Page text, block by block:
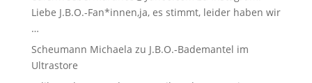
Liebe J.B.O.-Fan*innen,ja, es stimmt, leider haben wir
…
Scheumann Michaela zu J.B.O.-Bademantel im
Ultrastore